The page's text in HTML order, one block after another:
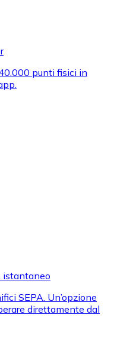
punti fisici in
istantaneo
SEPA. Un’opzione
direttamente dal